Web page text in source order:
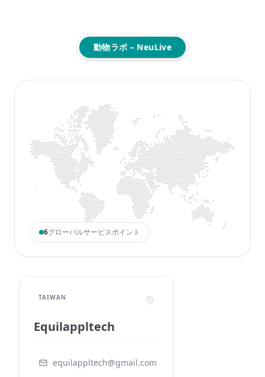
動物ラボ – NeuLive
6グローバルサービスポイント
TAIWAN
Equilappltech
equilappltech@gmail.com